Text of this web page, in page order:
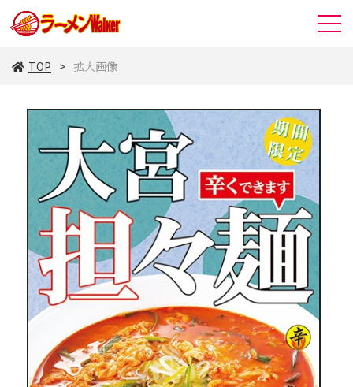
TOP 拡大画像